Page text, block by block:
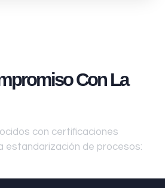
Con La
con certificaciones
estandarización de procesos: